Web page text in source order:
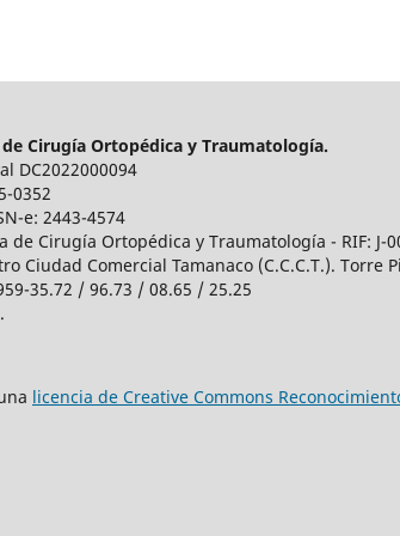
de Cirugía Ortopédica y Traumatología.
DC2022000094
0352
e: 2443-4574
de Cirugía Ortopédica y Traumatología - RIF: J-
Ciudad Comercial Tamanaco (C.C.C.T.).
35.72 / 96.73 / 08.65 / 25.25
licencia de Creative Commons